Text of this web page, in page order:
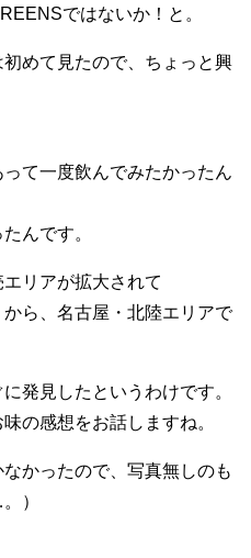
ではないか！と。
めて見たので、ちょっと興
て一度飲んでみたかったん
んです。
リアが拡大されて
ら、名古屋・北陸エリアで
発見したというわけです。
の感想をお話しますね。
かったので、写真無しのも
）